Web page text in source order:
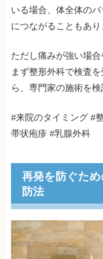
いる場合、体全体の
につながることもあり
ただし痛みが強い場合
まず整形外科で検査
ら、専門家の施術を
#来院のタイミング #
帯状疱疹 #乳腺外科
再発を防ぐた
防法